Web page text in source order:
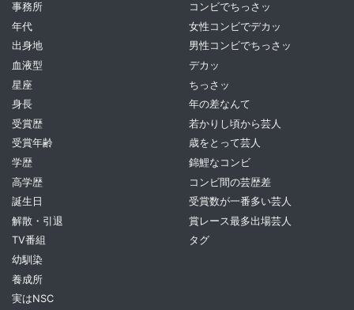
事務所
年代
出身地
血液型
星座
身長
受賞歴
受賞年齢
学歴
高学歴
誕生日
解散・引退
TV番組
幼馴染
養成所
実はNSC
コンビでちっさッ
女性コンビでデカッ
男性コンビでちっさッ
デカッ
ちっさッ
年の差なんて
若かりし頃から芸人
歳をとって芸人
錦鯉なコンビ
コンビ間の芸歴差
受賞数が一番多い芸人
賞レース最多出場芸人
タグ